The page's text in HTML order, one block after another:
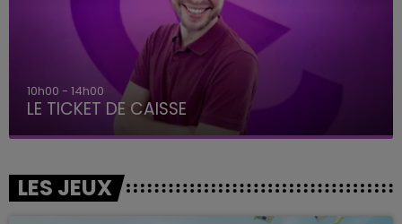
14h00 - 15h00
La Radio Pop
LES JEUX